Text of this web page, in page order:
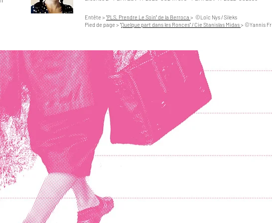
Entête > "PLS, Prendre Le Soin" de la Berroca > ©Loïc Nys / Sileks
Pied de page > "Quelque part dans les Ronces" / Cie Stanislas Midas> ©Yannis